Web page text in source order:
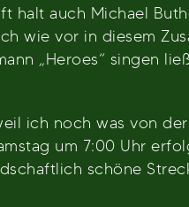
halt auch Michael
wie vor in diesem
„Heroes“ singen
ich noch was von
um 7:00 Uhr
schöne